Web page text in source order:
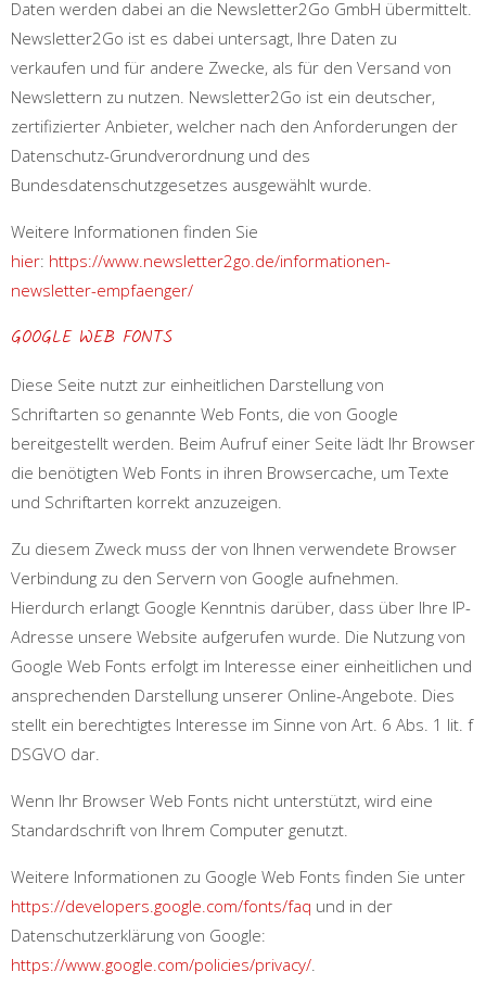
Daten werden dabei an die Newsletter2Go GmbH übermittelt.
Newsletter2Go ist es dabei untersagt, Ihre Daten zu
verkaufen und für andere Zwecke, als für den Versand von
Newslettern zu nutzen. Newsletter2Go ist ein deutscher,
zertifizierter Anbieter, welcher nach den Anforderungen der
Datenschutz-Grundverordnung und des
Bundesdatenschutzgesetzes ausgewählt wurde.
Weitere Informationen finden Sie
hier: https://www.newsletter2go.de/informationen-
newsletter-empfaenger/
GOOGLE WEB FONTS
Diese Seite nutzt zur einheitlichen Darstellung von
Schriftarten so genannte Web Fonts, die von Google
bereitgestellt werden. Beim Aufruf einer Seite lädt Ihr Browser
die benötigten Web Fonts in ihren Browsercache, um Texte
und Schriftarten korrekt anzuzeigen.
Zu diesem Zweck muss der von Ihnen verwendete Browser
Verbindung zu den Servern von Google aufnehmen.
Hierdurch erlangt Google Kenntnis darüber, dass über Ihre IP-
Adresse unsere Website aufgerufen wurde. Die Nutzung von
Google Web Fonts erfolgt im Interesse einer einheitlichen und
ansprechenden Darstellung unserer Online-Angebote. Dies
stellt ein berechtigtes Interesse im Sinne von Art. 6 Abs. 1 lit. f
DSGVO dar.
Wenn Ihr Browser Web Fonts nicht unterstützt, wird eine
Standardschrift von Ihrem Computer genutzt.
Weitere Informationen zu Google Web Fonts finden Sie unter
https://developers.google.com/fonts/faq und in der
Datenschutzerklärung von Google:
https://www.google.com/policies/privacy/.